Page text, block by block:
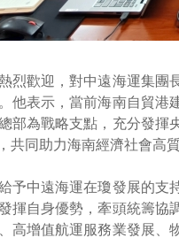
烈歡迎，對中遠海運集
他表示，當前海南自貿
部為戰略支點，充分發
共同助力海南經濟社會高質
予中遠海運在瓊發展的
揮自身優勢，牽頭統籌
高增值航運服務業發展